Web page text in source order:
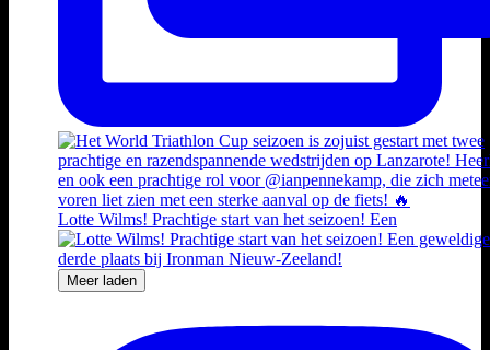
Lotte Wilms! Prachtige start van het seizoen! Een
Meer laden